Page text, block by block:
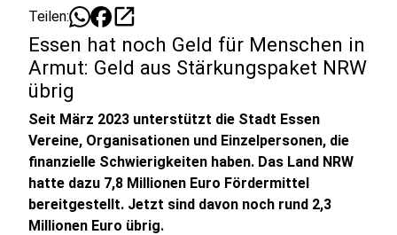
Teilen: open_in_new
Essen hat noch Geld für Menschen in
Armut: Geld aus Stärkungspaket NRW
übrig
Seit März 2023 unterstützt die Stadt Essen
Vereine, Organisationen und Einzelpersonen, die
finanzielle Schwierigkeiten haben. Das Land NRW
hatte dazu 7,8 Millionen Euro Fördermittel
bereitgestellt. Jetzt sind davon noch rund 2,3
Millionen Euro übrig.